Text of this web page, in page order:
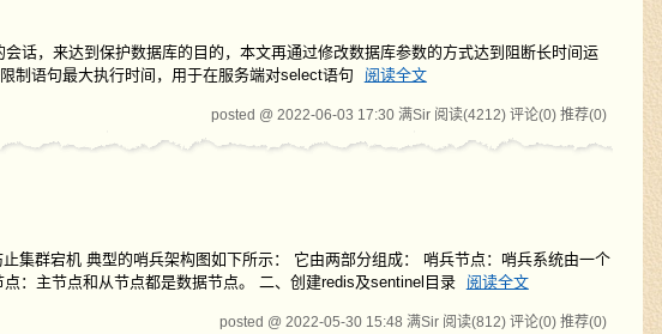
话，来达到保护数据库的目的，本文再通过修改数据库参数的方式达到阻断长时间运
制语句最大执行时间，用于在服务端对select语句
阅读全文
posted @ 2022-06-03 17:30 满Sir 阅读(4212) 评论(0) 推荐(0)
集群宕机 典型的哨兵架构图如下所示： 它由两部分组成： 哨兵节点：哨兵系统由一个
：主节点和从节点都是数据节点。 二、创建redis及sentinel目录
阅读全文
posted @ 2022-05-30 15:48 满Sir 阅读(812) 评论(0) 推荐(0)